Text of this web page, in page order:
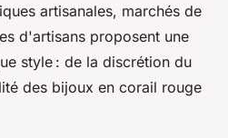
artisanales, marchés de
d'artisans proposent une
style : de la discrétion du
des bijoux en corail rouge